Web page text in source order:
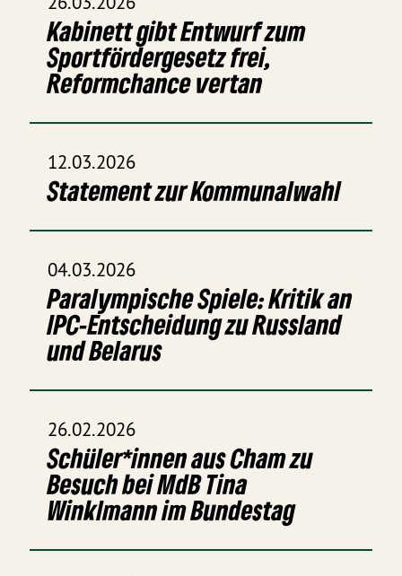
Kabinett gibt Entwurf zum
Sportfördergesetz frei,
Reformchance vertan
12.03.2026
Statement zur Kommunalwahl
04.03.2026
Paralympische Spiele: Kritik an
IPC-Entscheidung zu Russland
und Belarus
26.02.2026
Schüler*innen aus Cham zu
Besuch bei MdB Tina
Winklmann im Bundestag